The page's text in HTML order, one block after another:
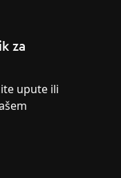
za
upute ili